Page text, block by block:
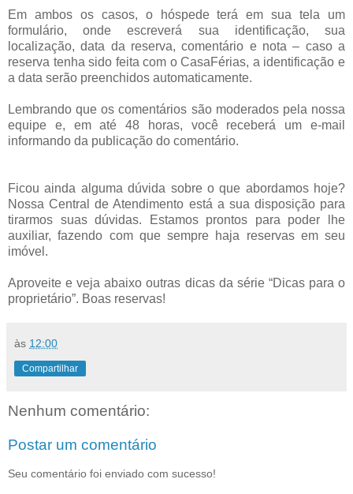
Em ambos os casos, o hóspede terá em sua tela um
formulário, onde escreverá sua identificação, sua
localização, data da reserva, comentário e nota – caso a
reserva tenha sido feita com o CasaFérias, a identificação e
a data serão preenchidos automaticamente.
Lembrando que os comentários são moderados pela nossa
equipe e, em até 48 horas, você receberá um e-mail
informando da publicação do comentário.
Ficou ainda alguma dúvida sobre o que abordamos hoje?
Nossa Central de Atendimento está a sua disposição para
tirarmos suas dúvidas. Estamos prontos para poder lhe
auxiliar, fazendo com que sempre haja reservas em seu
imóvel.
Aproveite e veja abaixo outras dicas da série “Dicas para o
proprietário”. Boas reservas!
às 12:00
Compartilhar
Nenhum comentário:
Postar um comentário
Seu comentário foi enviado com sucesso!